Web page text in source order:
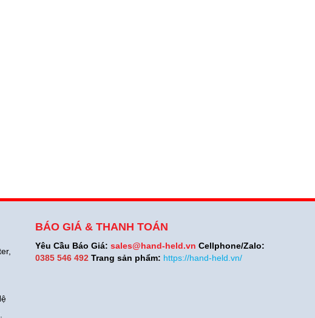
BÁO GIÁ & THANH TOÁN
Yêu Cầu Báo Giá: sales@hand-held.vn Cellphone/Zalo:
0385 546 492Trang sản phẩm: https://hand-held.vn/